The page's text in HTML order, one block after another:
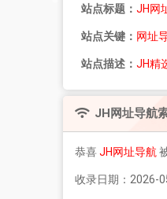
站点标题： JH网
站点关键： 网址
站点描述： JH精
JH网址导航
恭喜JH网址导航
收录日期：2026-